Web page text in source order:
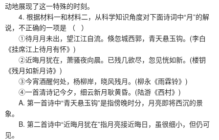
动地展现了这一特殊的时刻。
4. 根据材料一和材料二，从科学知识角度对下面诗词中“月”的解
说，不正确的一项是 （ ）
①待月月未出，望江江自流。倏忽城西郭，青天悬玉钩。(李白
《挂席江上待月有怀》)
②近晦月犹在，萧骚夜向晨。已残几欲尽，忽见恍如新。(楼钥
《残月如新月诗》)
③今宵酒醒何处，杨柳岸，晓风残月。(柳永《雨霖铃》)
④一首清诗记今夕，细云新月耿黄昏。(陆游《西村》)
A. 第一首诗中“青天悬玉钩”是指傍晚时分，月亮即将西沉的景
象。
B. 第二首诗中“近晦月犹在”指月亮接近晦日，虽很细小，但仍可
见。